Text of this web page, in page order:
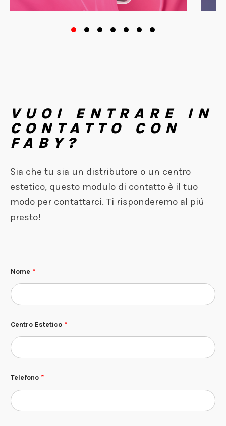
VUOI ENTRARE IN
CONTATTO CON
FABY?
Sia che tu sia un distributore o un centro
estetico, questo modulo di contatto è il tuo
modo per contattarci. Ti risponderemo al più
presto!
Nome *
Centro Estetico *
Telefono *